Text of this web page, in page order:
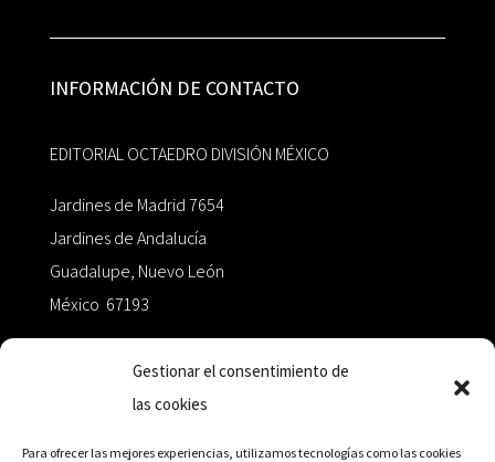
Gestionar el consentimiento de
las cookies
Para ofrecer las mejores experiencias, utilizamos tecnologías como las cookies
INFORMACIÓN DE CONTACTO
EDITORIAL OCTAEDRO DIVISIÓN MÉXICO
Jardines de Madrid 7654
Jardines de Andalucía
Guadalupe, Nuevo León
México 67193
+52 811.499.5638